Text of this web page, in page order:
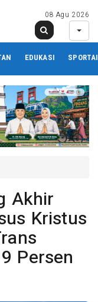
08 Agu 2026
EDUKASI
Akhir
Kristus
Persen